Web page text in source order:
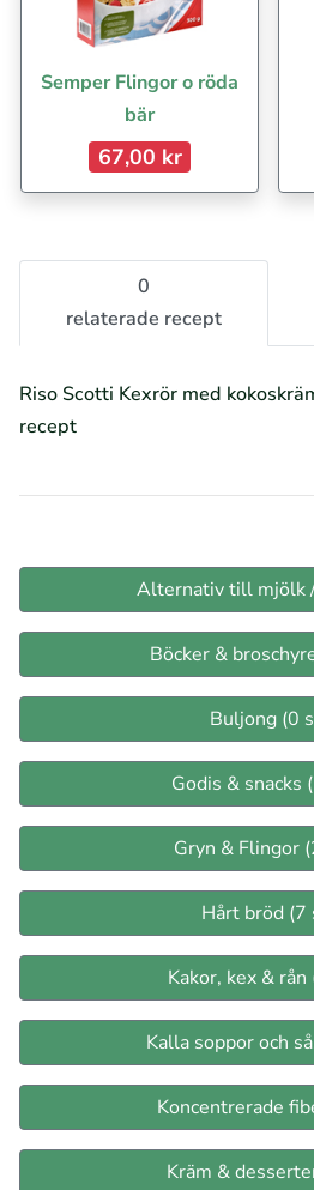
Semper Flingor o röda
bär
67,00 kr
0
relaterade recept
Riso Scotti Kexrör med
recept
Alternativ till mjölk
Böcker &
Buljong (0
Godis & snacks
Gryn & Flingor
Hårt bröd (7
Kakor, kex &
Kalla soppor och
Koncentrerade
Kräm &